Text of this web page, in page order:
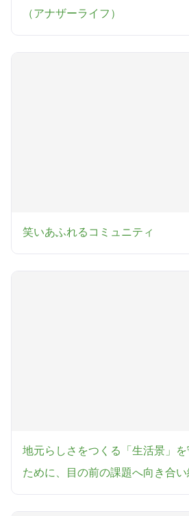
（アナザーライフ）
笑いあふれるコミュニティ
地元らしさをつくる「生活景」
ために、目の前の課題へ向き合い